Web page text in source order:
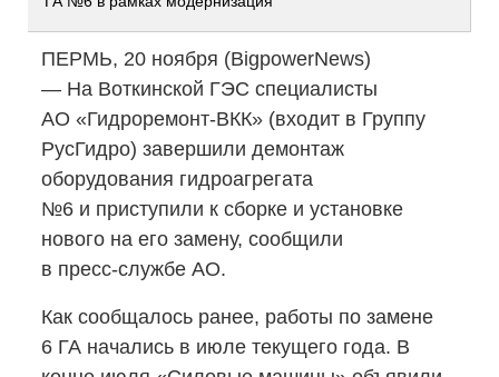
ПЕРМЬ, 20 ноября (BigpowerNews)
— На Воткинской ГЭС специалисты
АО «Гидроремонт-ВКК» (входит в Группу
РусГидро) завершили демонтаж
оборудования гидроагрегата
№6 и приступили к сборке и установке
нового на его замену, сообщили
в пресс-службе АО.
Как сообщалось ранее, работы по замене
6 ГА начались в июле текущего года. В